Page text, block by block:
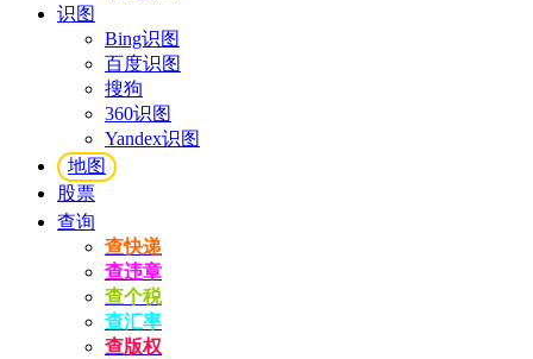
识图
Bing识图
百度识图
搜狗
360识图
Yandex识图
地图
股票
查询
查快递
查违章
查个税
查汇率
查版权